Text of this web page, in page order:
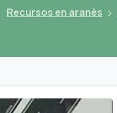
Recursos en aranès